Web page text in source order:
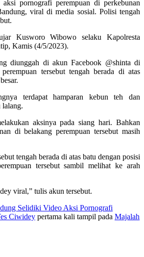
pornografi perempuan di perkebunan
viral di media sosial. Polisi tengah
Kusworo Wibowo selaku Kapolresta
Kamis (4/5/2023).
diunggah di akun Facebook @shinta di
tersebut tengah berada di atas
terdapat hamparan kebun teh dan
lalang.
aksinya pada siang hari. Bahkan
di belakang perempuan tersebut masih
tengah berada di atas batu dengan posisi
tersebut sambil melihat ke arah
viral,” tulis akun tersebut.
Selidiki Video Aksi Pornografi
Ciwidey pertama kali tampil pada Majalah